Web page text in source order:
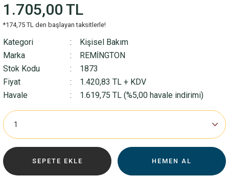
1.705,00 TL
*174,75 TL den başlayan taksitlerle!
Kategori
Kişisel Bakım
Marka
REMİNGTON
Stok Kodu
1873
Fiyat
1.420,83 TL + KDV
Havale
1.619,75 TL (%5,00 havale indirimi)
SEPETE EKLE HEMEN AL